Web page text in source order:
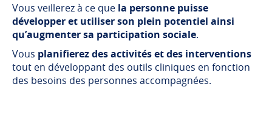
Vous veillerez à ce que la personne puisse
développer et utiliser son plein potentiel ainsi
qu’augmenter sa participation sociale.
Vous planifierez des activités et des interventions
tout en développant des outils cliniques en fonction
des besoins des personnes accompagnées.